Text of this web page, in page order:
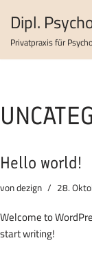
Zum
Inhalt
Dipl.
Privatpraxis für
Hello world!
vondezign 28.
Welcome to
start writing!